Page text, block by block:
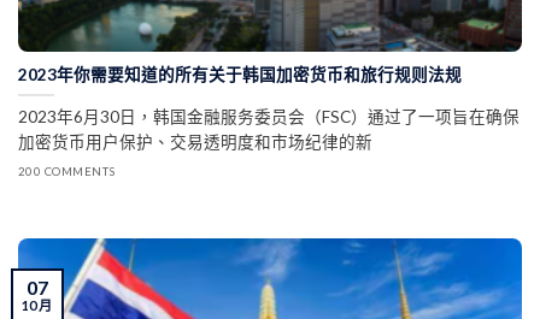
2023年你需要知道的所有关于韩国加密货币和旅行规则法规
2023年6月30日，韩国金融服务委员会（FSC）通过了一项旨在确保
加密货币用户保护、交易透明度和市场纪律的新
200 COMMENTS
07
10 月